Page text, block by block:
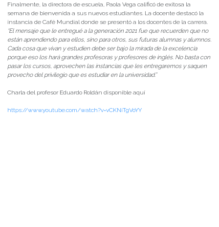
Finalmente, la directora de escuela, Paola Vega calificó de exitosa la
semana de bienvenida a sus nuevos estudiantes. La docente destacó la
instancia de Café Mundial donde se presentó a los docentes de la carrera.
“El mensaje que le entregué a la generación 2021 fue que recuerden que no
están aprendiendo para ellos, sino para otros, sus futuras alumnas y alumnos.
Cada cosa que vivan y estudien debe ser bajo la mirada de la excelencia
porque eso los hará grandes profesoras y profesores de inglés. No basta con
pasar los cursos, aprovechen las instancias que les entregaremos y saquen
provecho del privilegio que es estudiar en la universidad.”
Charla del profesor Eduardo Roldán disponible aquí
https://www.youtube.com/watch?v=vCKNiTgVoYY